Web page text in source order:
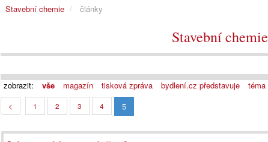
Stavební chemie
zobrazit: vše magazín tisková zpráva bydlení.cz představuje téma
< 1 2 3 4 5
Stavební chemie články